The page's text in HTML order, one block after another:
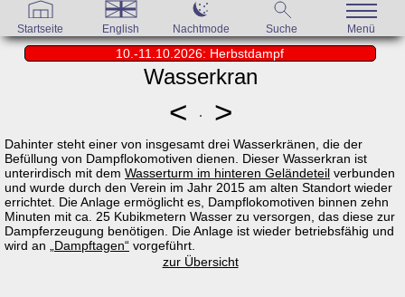
Startseite English Nachtmode Suche Menü
10.-11.10.2026: Herbstdampf
Wasserkran
< >
Dahinter steht einer von insgesamt drei Wasserkränen, die der
Befüllung von Dampflokomotiven dienen. Dieser Wasserkran ist
unterirdisch mit dem Wasserturm im hinteren Geländeteil verbunden
und wurde durch den Verein im Jahr 2015 am alten Standort wieder
errichtet. Die Anlage ermöglicht es, Dampflokomotiven binnen zehn
Minuten mit ca. 25 Kubikmetern Wasser zu versorgen, das diese zur
Dampferzeugung benötigen. Die Anlage ist wieder betriebsfähig und
wird an
„Dampftagen“ vorgeführt.
zur Übersicht